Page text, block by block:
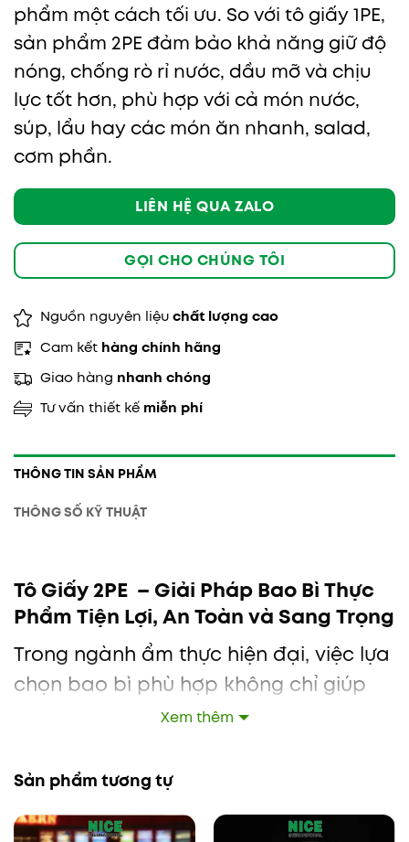
phẩm một cách tối ưu. So với tô giấy 1PE,
sản phẩm 2PE đảm bảo khả năng giữ độ
nóng, chống rò rỉ nước, dầu mỡ và chịu
lực tốt hơn, phù hợp với cả món nước,
súp, lẩu hay các món ăn nhanh, salad,
cơm phần.
LIÊN HỆ QUA ZALO
GỌI CHO CHÚNG TÔI
Nguồn nguyên liệuchất lượng cao
Cam kết hàng chính hãng
Giao hàng nhanh chóng
Tư vấn thiết kế miễn phí
THÔNG TIN SẢN PHẨM
THÔNG SỐ KỸ THUẬT
Tô Giấy 2PE – Giải Pháp Bao Bì Thực
Phẩm Tiện Lợi, An Toàn và Sang Trọng
Trong ngành ẩm thực hiện đại, việc lựa
chọn bao bì phù hợp không chỉ giúp
bảo quản thực phẩm tốt hơn mà còn
quán ăn hay dịch vụ F&B.
kết hợp giữa tính tiện lợi, an toàn và
Xem thêm
Sản phẩm tương tự